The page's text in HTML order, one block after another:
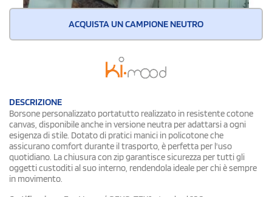
ACQUISTA UN CAMPIONE NEUTRO
DESCRIZIONE
Borsone personalizzato portatutto realizzato in resistente cotone
canvas, disponibile anche in versione neutra per adattarsi a ogni
esigenza di stile. Dotato di pratici manici in policotone che
assicurano comfort durante il trasporto, è perfetta per l'uso
quotidiano. La chiusura con zip garantisce sicurezza per tutti gli
oggetti custoditi al suo interno, rendendola ideale per chi è sempre
in movimento.